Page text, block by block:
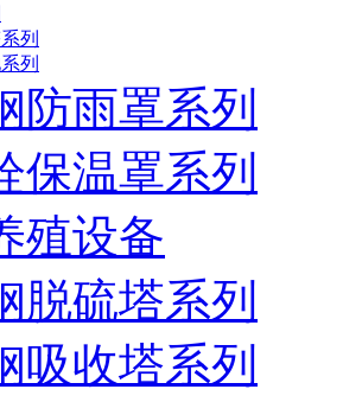
列
列
防雨罩系列
保温罩系列
殖设备
脱硫塔系列
吸收塔系列